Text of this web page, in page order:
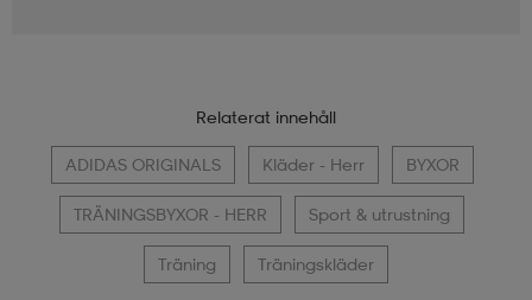
Relaterat innehåll
ADIDAS ORIGINALS Kläder - Herr BYXOR
TRÄNINGSBYXOR - HERR Sport & utrustning
Träning Träningskläder